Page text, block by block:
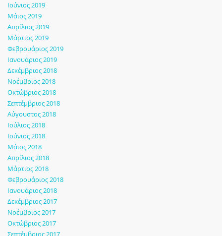
Ιούνιος 2019
Μάιος 2019
Απρίλιος 2019
Μάρτιος 2019
Φεβρουάριος 2019
Ιανουάριος 2019
Δεκέμβριος 2018
Νοέμβριος 2018
Οκτώβριος 2018
Σεπτέμβριος 2018
Αύγουστος 2018
Ιούλιος 2018
Ιούνιος 2018
Μάιος 2018
Απρίλιος 2018
Μάρτιος 2018
Φεβρουάριος 2018
Ιανουάριος 2018
Δεκέμβριος 2017
Νοέμβριος 2017
Οκτώβριος 2017